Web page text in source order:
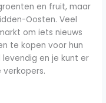
en fruit, maar
Oosten. Veel
om iets nieuws
te kopen voor hun
en je kunt er